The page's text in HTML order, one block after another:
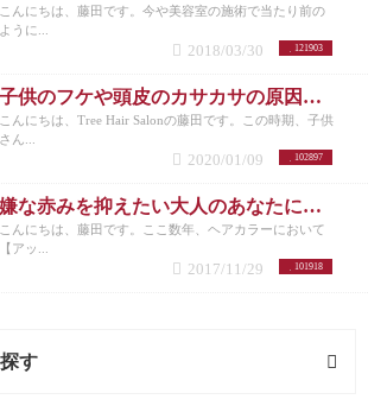
こんにちは、藤田です。今や美容室の施術で当たり前の
ように...
121903
2018/03/30
子供のフケや頭皮のカサカサの原因と対策
こんにちは、Tree Hair Salonの藤田です。この時期、子供
さん...
102897
2020/01/09
嫌な赤みを抑えたい大人のあなたにオススメしたいヘアカラー【アッシュ】
こんにちは、藤田です。ここ数年、ヘアカラーにおいて
【アッ...
101918
2017/11/29
す